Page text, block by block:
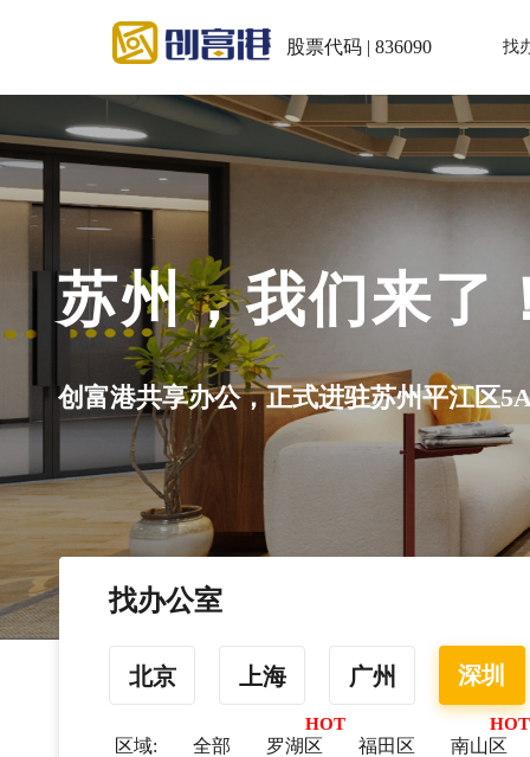
股票代码 | 836090 找
苏州，我们来了！
创富港共享办公，正式进驻苏州平江区5A级
找办公室
北京 上海 广州 深圳
区域: 全部 罗湖区 福田区 南山区